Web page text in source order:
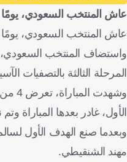
سعود عبد الحميد
كرة قدم
عاش المنتخب السعودي،
عاش المنتخب السعودي، يومًا
واستضاف المنتخب السعودي،
المرحلة الثالثة بالتصفيات
الأول، غادر بعدها المباراة
مهند الشنقيطي.